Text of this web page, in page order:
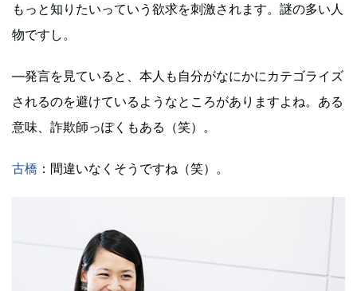
もっと知りたいっていう欲求を刺激されます。謎の多い人
物ですし。
―発言を見ていると、本人も自分がなにかにカテゴライズ
されるのを避けているようなところがありますよね。ある
意味、詐欺師っぽくもある（笑）。
古橋 ：間違いなくそうですね（笑）。